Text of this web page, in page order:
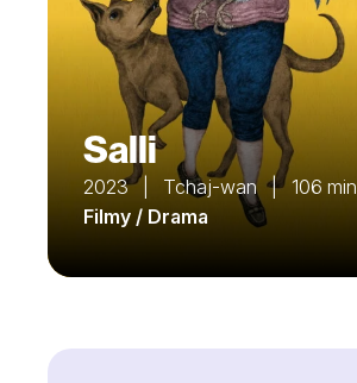
Salli
2023 | Tchaj-wan | 106 min
Filmy / Drama